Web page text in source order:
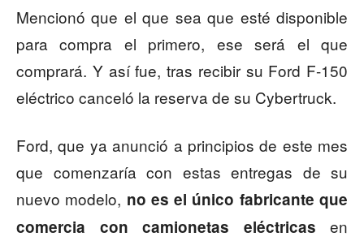
Mencionó que el que sea que esté disponible
para compra el primero, ese será el que
comprará. Y así fue, tras recibir su Ford F-150
eléctrico canceló la reserva de su Cybertruck.
Ford, que ya anunció a principios de este mes
que comenzaría con estas entregas de su
nuevo modelo, no es el único fabricante que
comercia con camionetas eléctricas en